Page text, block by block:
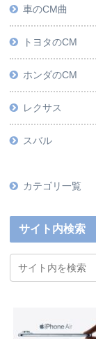
車のCM曲
トヨタのCM
ホンダのCM
レクサス
スバル
カテゴリ一覧
サイト内検索